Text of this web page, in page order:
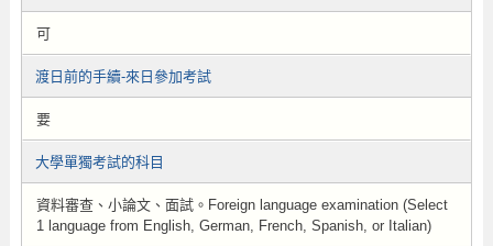
可
渡日前的手續-來日參加考試
要
大學單獨考試的科目
資料審查、小論文、面試。Foreign language examination (Select
1 language from English, German, French, Spanish, or Italian)